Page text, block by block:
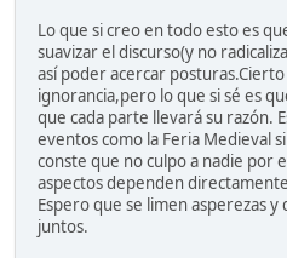
Lo que si creo en todo esto es
suavizar el discurso(y no
así poder acercar
ignorancia,pero lo que si sé es
que cada parte llevará su razón.
eventos como la Feria Medieval
conste que no culpo a nadie por
aspectos dependen
Espero que se limen asperezas
juntos.